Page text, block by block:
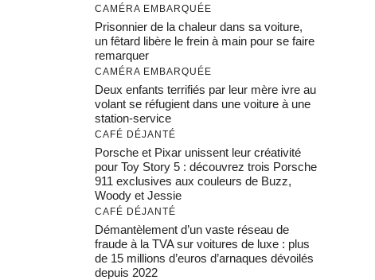
CAMÉRA EMBARQUÉE
Prisonnier de la chaleur dans sa voiture,
un fêtard libère le frein à main pour se faire
remarquer
CAMÉRA EMBARQUÉE
Deux enfants terrifiés par leur mère ivre au
volant se réfugient dans une voiture à une
station-service
CAFÉ DÉJANTÉ
Porsche et Pixar unissent leur créativité
pour Toy Story 5 : découvrez trois Porsche
911 exclusives aux couleurs de Buzz,
Woody et Jessie
CAFÉ DÉJANTÉ
Démantèlement d’un vaste réseau de
fraude à la TVA sur voitures de luxe : plus
de 15 millions d’euros d’arnaques dévoilés
depuis 2022